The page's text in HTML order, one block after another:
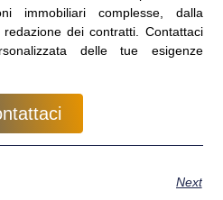
immobiliari complesse, dalla
dei contratti. Contattaci
delle tue esigenze
Next